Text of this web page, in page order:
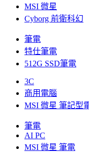
MSI 微星
Cyborg 前衛科幻
筆電
特仕筆電
512G SSD筆電
3C
商用電腦
MSI 微星 筆記型
筆電
AI PC
MSI 微星 筆電